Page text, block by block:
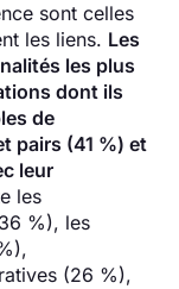
sont celles
les liens. Les
les plus
dont ils
de
pairs (41 %) et
leur
les
%), les
(26 %),